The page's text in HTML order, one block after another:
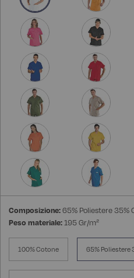
Composizione:65% Poliestere 35%
Peso materiale:195 Gr/m²
100% Cotone 65% Poliestere